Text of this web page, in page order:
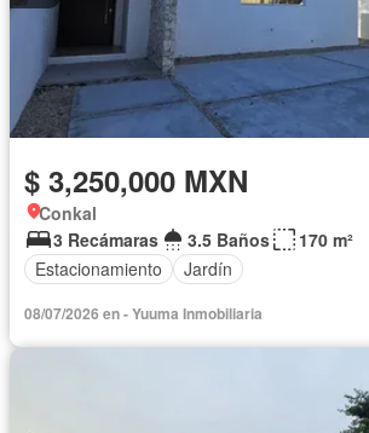
$ 3,250,000 MXN
Conkal
3 Recámaras
3.5 Baños
170 m²
Estacionamiento
Jardín
08/07/2026 en - Yuuma Inmobiliaria